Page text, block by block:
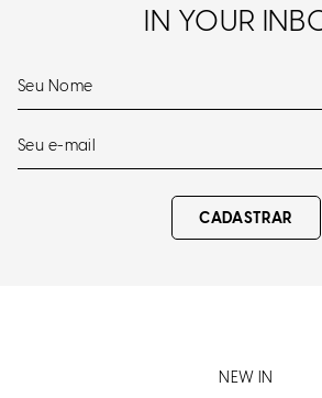
IN YOUR
CADASTRAR
NEW IN